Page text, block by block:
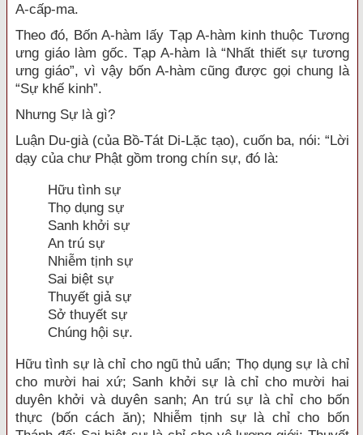
A-cấp-ma.
Theo đó, Bốn A-hàm lấy Tạp A-hàm kinh thuộc Tương
ưng giáo làm gốc. Tạp A-hàm là “Nhất thiết sự tương
ưng giáo”, vì vậy bốn A-hàm cũng được gọi chung là
“Sự khế kinh”.
Nhưng Sự là gì?
Luận Du-già (của Bồ-Tát Di-Lặc tạo), cuốn ba, nói: “Lời
dạy của chư Phật gồm trong chín sự, đó là:
Hữu tình sự
Thọ dụng sự
Sanh khởi sự
An trú sự
Nhiễm tịnh sự
Sai biệt sự
Thuyết giả sự
Sở thuyết sự
Chúng hội sự.
Hữu tình sự là chỉ cho ngũ thủ uẩn; Thọ dụng sự là chỉ
cho mười hai xứ; Sanh khởi sự là chỉ cho mười hai
duyên khởi và duyên sanh; An trú sự là chỉ cho bốn
thực (bốn cách ăn); Nhiễm tịnh sự là chỉ cho bốn